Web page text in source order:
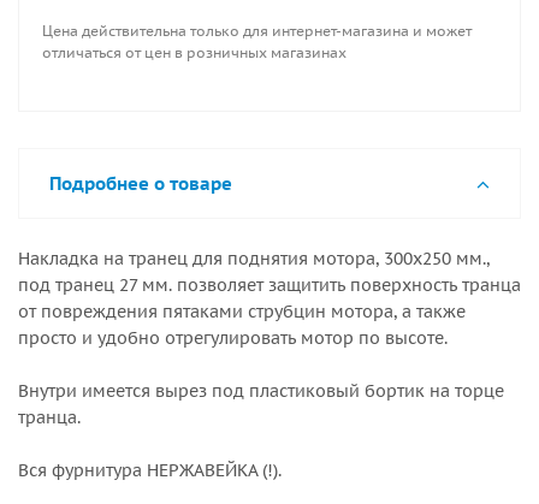
Цена действительна только для интернет-магазина и может
отличаться от цен в розничных магазинах
Подробнее о товаре
Накладка на транец для поднятия мотора, 300х250 мм.,
под транец 27 мм. позволяет защитить поверхность транца
от повреждения пятаками струбцин мотора, а также
просто и удобно отрегулировать мотор по высоте.
Внутри имеется вырез под пластиковый бортик на торце
транца.
Вся фурнитура НЕРЖАВЕЙКА (!).